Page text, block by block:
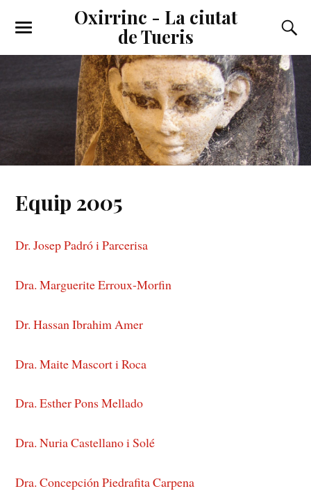
Oxirrinc - La ciutat
de Tueris
Equip 2005
Dr. Josep Padró i Parcerisa
Dra. Marguerite Erroux-Morfin
Dr. Hassan Ibrahim Amer
Dra. Maite Mascort i Roca
Dra. Esther Pons Mellado
Dra. Nuria Castellano i Solé
Dra. Concepción Piedrafita Carpena